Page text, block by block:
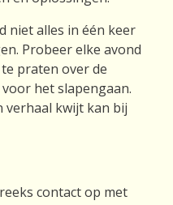
niet alles in één keer
Probeer elke avond
praten over de
het slapengaan.
verhaal kwijt kan bij
contact op met